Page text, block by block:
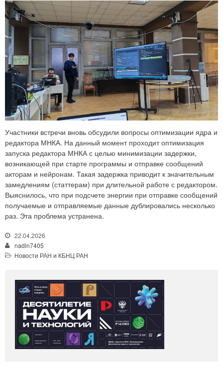
Участники встречи вновь обсудили вопросы оптимизации ядра и
редактора МНКА. На данный момент проходит оптимизация
запуска редактора МНКА с целью минимизации задержки,
возникающей при старте программы и отправке сообщений
акторам и нейронам. Такая задержка приводит к значительным
замедлениям (статтерам) при длительной работе с редактором.
Выяснилось, что при подсчете энергии при отправке сообщений
получаемые и отправляемые данные дублировались несколько
раз. Эта проблема устранена.
22.04.2026
nadin7405
Новости РАН и КБНЦ РАН